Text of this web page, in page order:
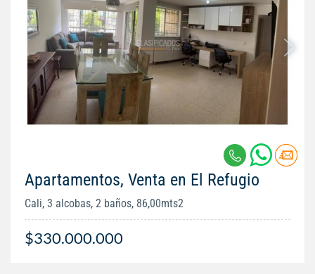
Apartamentos, Venta en El Refugio
Cali, 3 alcobas, 2 baños, 86,00mts2
$330.000.000